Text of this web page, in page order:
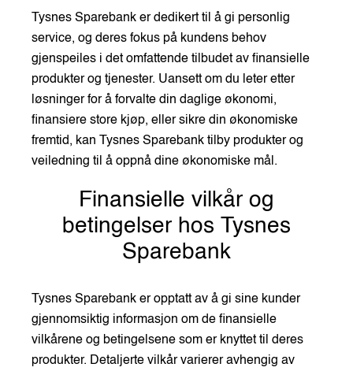
Tysnes Sparebank er dedikert til å gi personlig
service, og deres fokus på kundens behov
gjenspeiles i det omfattende tilbudet av finansielle
produkter og tjenester. Uansett om du leter etter
løsninger for å forvalte din daglige økonomi,
finansiere store kjøp, eller sikre din økonomiske
fremtid, kan Tysnes Sparebank tilby produkter og
veiledning til å oppnå dine økonomiske mål.
Finansielle vilkår og
betingelser hos Tysnes
Sparebank
Tysnes Sparebank er opptatt av å gi sine kunder
gjennomsiktig informasjon om de finansielle
vilkårene og betingelsene som er knyttet til deres
produkter. Detaljerte vilkår varierer avhengig av